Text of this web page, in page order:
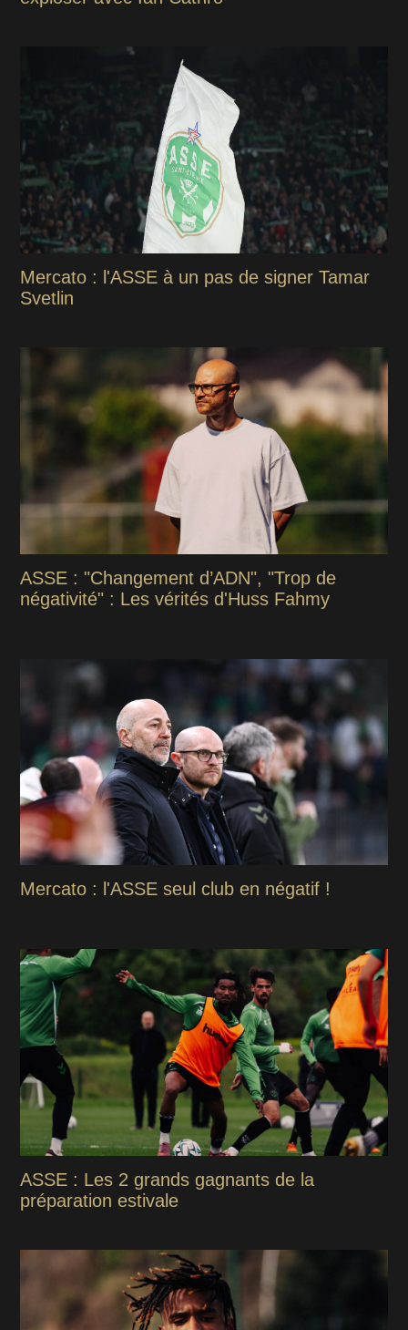
Mercato : l'ASSE à un pas de signer Tamar
Svetlin
ASSE : "Changement d’ADN", "Trop de
négativité" : Les vérités d'Huss Fahmy
Mercato : l'ASSE seul club en négatif !
ASSE : Les 2 grands gagnants de la
préparation estivale